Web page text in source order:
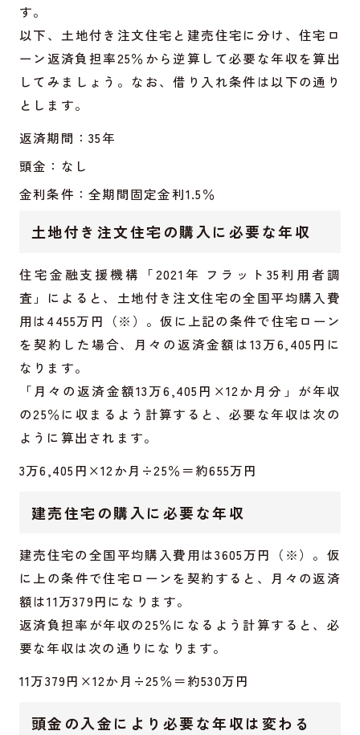
す。
以下、土地付き注文住宅と建売住宅に分け、住宅ロ
ーン返済負担率25％から逆算して必要な年収を算出
してみましょう。なお、借り入れ条件は以下の通り
とします。
返済期間：35年
頭金：なし
金利条件：全期間固定金利1.5％
土地付き注文住宅の購入に必要な年収
住宅金融支援機構「2021年 フラット35利用者調
査」によると、土地付き注文住宅の全国平均購入費
用は4455万円（※）。仮に上記の条件で住宅ローン
を契約した場合、月々の返済金額は13万6,405円に
なります。
「月々の返済金額13万6,405円×12か月分」が年収
の25％に収まるよう計算すると、必要な年収は次の
ように算出されます。
3万6,405円×12か月÷25％＝約655万円
建売住宅の購入に必要な年収
建売住宅の全国平均購入費用は3605万円（※）。仮
に上の条件で住宅ローンを契約すると、月々の返済
額は11万379円になります。
返済負担率が年収の25％になるよう計算すると、必
要な年収は次の通りになります。
11万379円×12か月÷25％＝約530万円
頭金の入金により必要な年収は変わる